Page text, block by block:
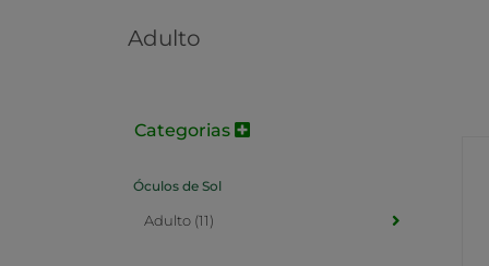
Adulto
Categorias
Óculos de Sol
Adulto (11)